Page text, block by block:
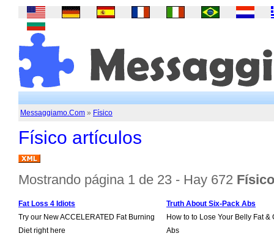
Messaggiamo.Com » Físico
Físico artículos
Mostrando página 1 de 23 - Hay 672
Fat Loss 4 Idiots
Try our New ACCELERATED Fat Burning
Diet right here
Truth About Six-Pack Abs
How to to Lose Your Belly Fat &
Abs